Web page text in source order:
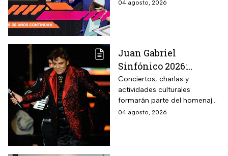
04 agosto, 2026
Juan Gabriel
Sinfónico 2026:
¿Cuándo y dónde será
el aniversario
luctuoso del Divo de
Juárez?
Conciertos, charlas y
actividades culturales
formarán parte del homenaje
que recordará el legado del
04 agosto, 2026